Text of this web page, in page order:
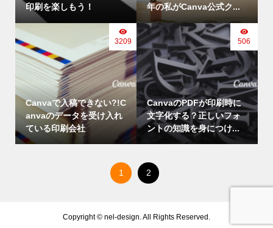
印刷を楽しもう！
年の私がCanva公式ク...
Canvaで入稿できない?!C
anvaのデータを受け入れ
ている印刷会社
3209
CanvaのPDFが印刷時に
文字化する？正しいフォ
ントの知識を身につけ...
506
1 2
Copyright © nel-design. All Rights Reserved.